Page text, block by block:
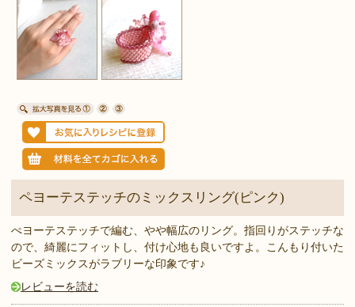
ペヨーテステッチのミックスリング(ピンク)
ぺヨーテステッチで編む、やや幅広のリング。指回りがステッチな
ので、綺麗にフィットし、付け心地も良いですよ。こんもり付いた
ビーズミックスがラブリーな印象です♪
レビューを読む